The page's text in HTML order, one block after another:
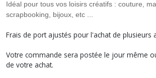
Idéal pour tous vos loisirs créatifs : couture,
scrapbooking, bijoux, etc ...
Frais de port ajustés pour l'achat de plusieurs
Votre commande sera postée le jour même
de votre achat.